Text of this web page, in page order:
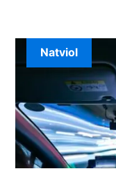
Natviol